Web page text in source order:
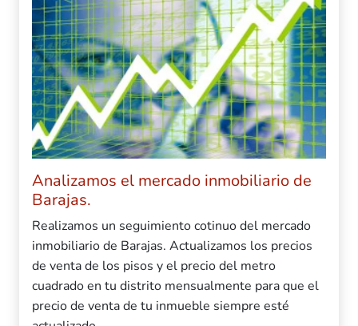
Analizamos el mercado inmobiliario de
Barajas.
Realizamos un seguimiento cotinuo del mercado
inmobiliario de Barajas. Actualizamos los precios
de venta de los pisos y el precio del metro
cuadrado en tu distrito mensualmente para que el
precio de venta de tu inmueble siempre esté